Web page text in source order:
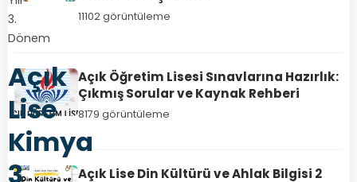
3.
Dönem
Açık
Lise
Kimya
3
11102 görüntüleme
Açık Öğretim Lisesi Sınavlarına Hazırlık:
Çıkmış Sorular ve Kaynak Rehberi
8179 görüntüleme
Açık Lise Din Kültürü ve Ahlak Bilgisi 2